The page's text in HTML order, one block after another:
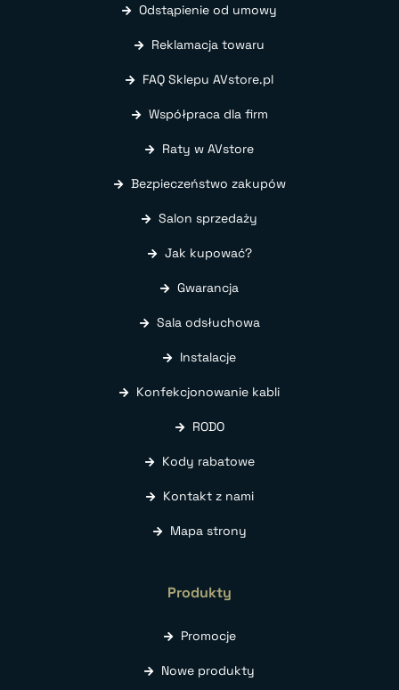
Odstąpienie od umowy
Reklamacja towaru
FAQ Sklepu AVstore.pl
Współpraca dla firm
Raty w AVstore
Bezpieczeństwo zakupów
Salon sprzedaży
Jak kupować?
Gwarancja
Sala odsłuchowa
Instalacje
Konfekcjonowanie kabli
RODO
Kody rabatowe
Kontakt z nami
Mapa strony
Produkty
Promocje
Nowe produkty